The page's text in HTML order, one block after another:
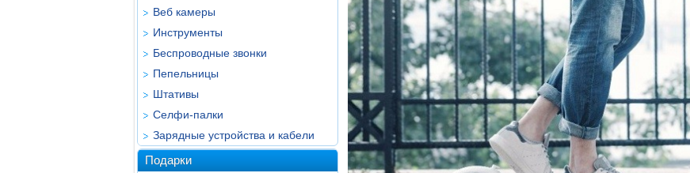
Веб камеры
Инструменты
Беспроводные звонки
Пепельницы
Штативы
Селфи-палки
Зарядные устройства и кабели
Подарки